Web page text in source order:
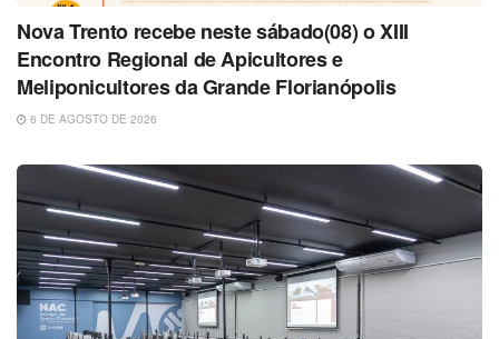
Nova Trento recebe neste sábado(08) o XIII
Encontro Regional de Apicultores e
Meliponicultores da Grande Florianópolis
6 DE AGOSTO DE 2026